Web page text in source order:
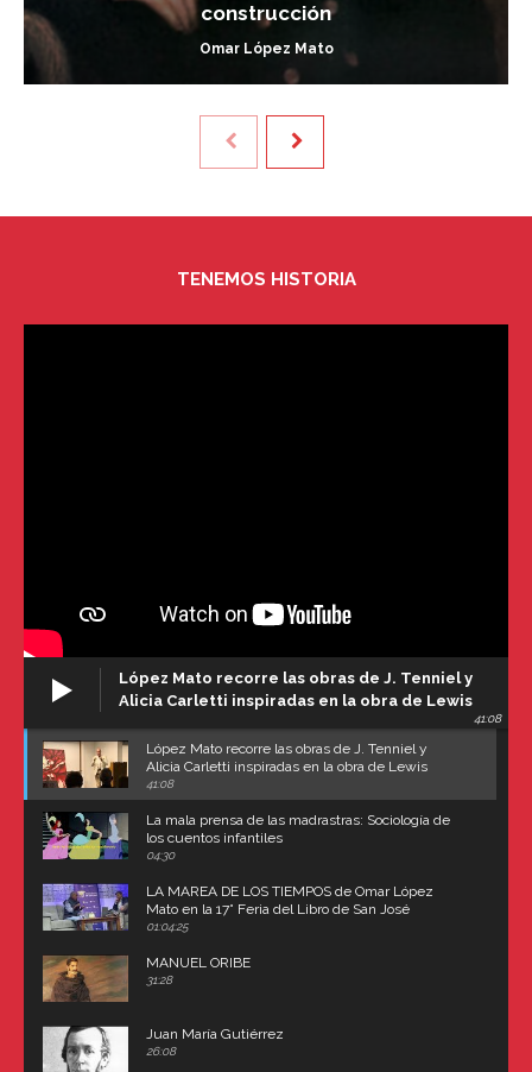
construcción
Omar López Mato
TENEMOS HISTORIA
López Mato recorre las obras de J. Tenniel y
Alicia Carletti inspiradas en la obra de Lewis
41:08
López Mato recorre las obras de J. Tenniel y
Alicia Carletti inspiradas en la obra de Lewis
Carroll
41:08
La mala prensa de las madrastras: Sociología de
los cuentos infantiles
04:30
LA MAREA DE LOS TIEMPOS de Omar López
Mato en la 17° Feria del Libro de San José
(Uruguay)
01:04:25
MANUEL ORIBE
31:28
Juan María Gutiérrez
26:08